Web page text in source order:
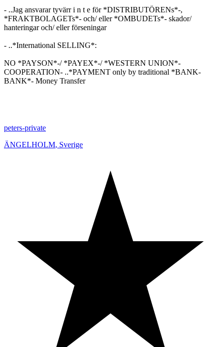
- ..Jag ansvarar tyvärr i n t e för *DISTRIBUTÖRENs*-,
*FRAKTBOLAGETs*- och/ eller *OMBUDETs*- skador/
hanteringar och/ eller förseningar
- ..*International SELLING*:
NO *PAYSON*-/ *PAYEX*-/ *WESTERN UNION*-
COOPERATION- ..*PAYMENT only by traditional *BANK-
BANK*- Money Transfer
peters-private
ÄNGELHOLM, Sverige